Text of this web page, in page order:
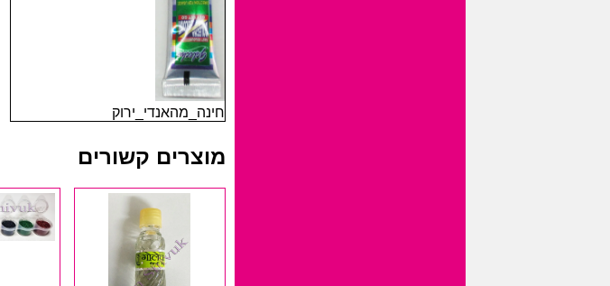
חינה_מהאנדי_ירוק
מוצרים קשורים